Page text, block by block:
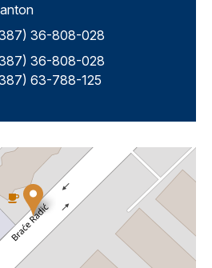
36-808-028
36-808-028
63-788-125